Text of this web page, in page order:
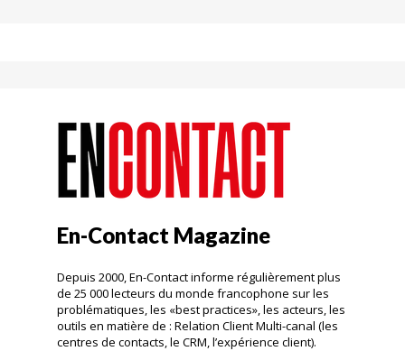
En-Contact Magazine
Depuis 2000, En-Contact informe régulièrement plus
de 25 000 lecteurs du monde francophone sur les
problématiques, les «best practices», les acteurs, les
outils en matière de : Relation Client Multi-canal (les
centres de contacts, le CRM, l’expérience client).